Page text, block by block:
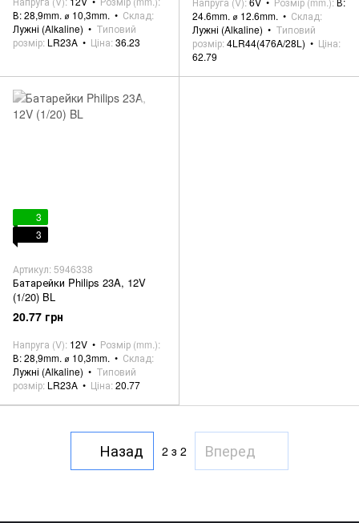
В: 28,9mm. ⌀ 10,3mm.
Склад
Лужні (Alkaline)
Типовий
розмір LR23A Ціна 36.23
24.6mm. ⌀ 12.6mm.
Склад
Лужні (Alkaline)
Типовий
розмір 4LR44(476A/28L)
Ціна
62.79
3
3
Артикул: 5946338
Батарейки Philips 23A, 12V
(1/20) BL
20.77 грн
Напруга (V) 12V
Розмір (mm.)
В: 28,9mm. ⌀ 10,3mm.
Склад
Лужні (Alkaline)
Типовий
розмір LR23A Ціна 20.77
Назад 2 з 2 Вперед